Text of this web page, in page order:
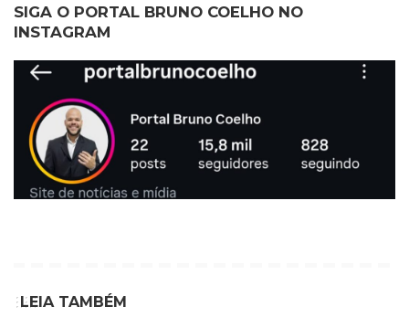
SIGA O PORTAL BRUNO COELHO NO
INSTAGRAM
LEIA TAMBÉM